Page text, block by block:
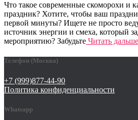
Что такое современные скоморохи и
праздник? Хотите, чтобы ваш
первой минуты? Ищете не просто
источник энергии и смеха, который
мероприятию? Забудьте Читать дальше
Телефон (Москва)
+7 (999)877-44-90
Политика конфиденциальности
Whatsapp